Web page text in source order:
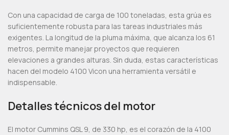
Con una capacidad de carga de 100 toneladas, esta grúa es
suficientemente robusta para las tareas industriales más
exigentes. La longitud de la pluma máxima, que alcanza los 61
metros, permite manejar proyectos que requieren
elevaciones a grandes alturas. Sin duda, estas características
hacen del modelo 4100 Vicon una herramienta versátil e
indispensable.
Detalles técnicos del motor
El motor Cummins QSL 9, de 330 hp, es el corazón de la 4100